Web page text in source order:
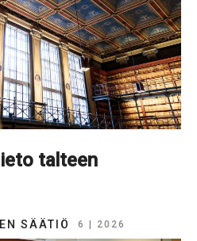
talteen
SÄÄTIÖ 6 | 2026